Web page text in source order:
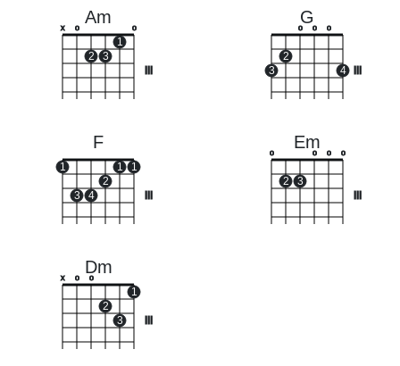
Am
x o
2 3
1
o
G
3
2
o o o
4
F
1
3 4
2
1 1
Em
o
2 3
o o o
Dm
x o o
2
3
1